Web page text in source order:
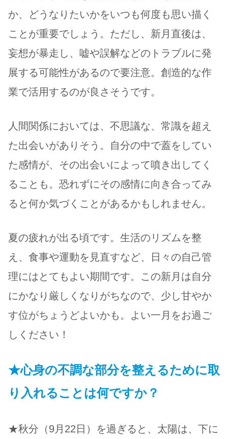
か、どうなりたいかをいつも何度も思い描く
ことが重要でしょう。ただし、新月直後は、
妄想が暴走し、嘘や誤解などのトラブルに発
展する可能性があるので要注意。創造的な作
業で活用するのが良さそうです。
人間関係においては、不思議な、常識を超え
た出会いがありそう。自分の中で蓋をしてい
た感情が、その出会いによって噴き出してく
ることも。恐れずにその感情に向き合ってみ
ると何か気づくことがあるかもしれません。
夏の疲れが出る頃です。生活のリズムを整
え、食事や運動を見直すなど、日々の自己管
理にはとてもよい期間です。この新月は自分
にかなり厳しくなりがちなので、少し甘やか
す位がちょうどよいかも。よい一月をお過ご
しください！
★心身の不調な部分を整えるために取
り入れることは何ですか？
★秋分（9月22日）を過ぎると、太陽は、下に